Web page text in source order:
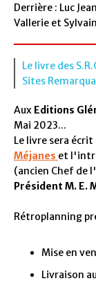
Derrière : Luc
Vallerie et
Le livre des
Sites
Aux Editions
Mai 2023...
Le livre sera
Méjanes et
(ancien Chef de
Président M. E.
Rétroplanning
Mise en
Livraison